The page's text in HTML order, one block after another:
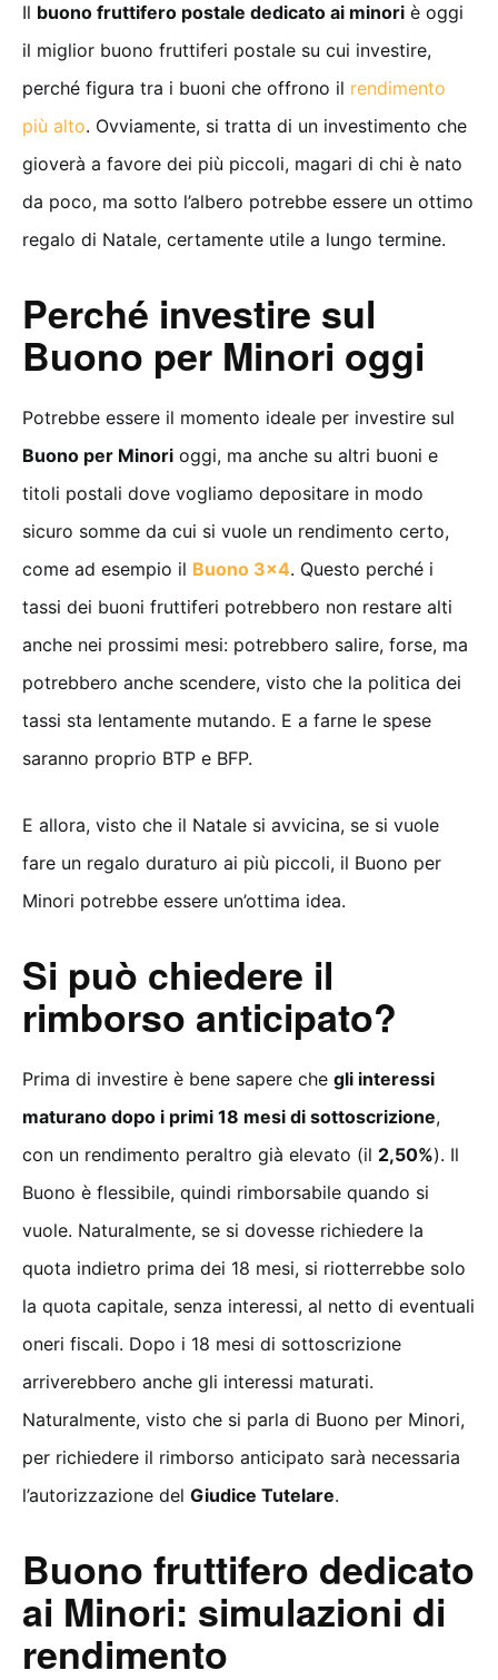
Il buono fruttifero postale dedicato ai minori è oggi
il miglior buono fruttiferi postale su cui investire,
perché figura tra i buoni che offrono il rendimento
più alto. Ovviamente, si tratta di un investimento che
gioverà a favore dei più piccoli, magari di chi è nato
da poco, ma sotto l’albero potrebbe essere un ottimo
regalo di Natale, certamente utile a lungo termine.
Perché investire sul
Buono per Minori oggi
Potrebbe essere il momento ideale per investire sul
Buono per Minori oggi, ma anche su altri buoni e
titoli postali dove vogliamo depositare in modo
sicuro somme da cui si vuole un rendimento certo,
come ad esempio il Buono 3×4. Questo perché i
tassi dei buoni fruttiferi potrebbero non restare alti
anche nei prossimi mesi: potrebbero salire, forse, ma
potrebbero anche scendere, visto che la politica dei
tassi sta lentamente mutando. E a farne le spese
saranno proprio BTP e BFP.
E allora, visto che il Natale si avvicina, se si vuole
fare un regalo duraturo ai più piccoli, il Buono per
Minori potrebbe essere un’ottima idea.
Si può chiedere il
rimborso anticipato?
Prima di investire è bene sapere che gli interessi
maturano dopo i primi 18 mesi di sottoscrizione,
con un rendimento peraltro già elevato (il 2,50%). Il
Buono è flessibile, quindi rimborsabile quando si
vuole. Naturalmente, se si dovesse richiedere la
quota indietro prima dei 18 mesi, si riotterrebbe solo
la quota capitale, senza interessi, al netto di eventuali
oneri fiscali. Dopo i 18 mesi di sottoscrizione
arriverebbero anche gli interessi maturati.
Naturalmente, visto che si parla di Buono per Minori,
per richiedere il rimborso anticipato sarà necessaria
l’autorizzazione del Giudice Tutelare.
Buono fruttifero dedicato
ai Minori: simulazioni di
rendimento